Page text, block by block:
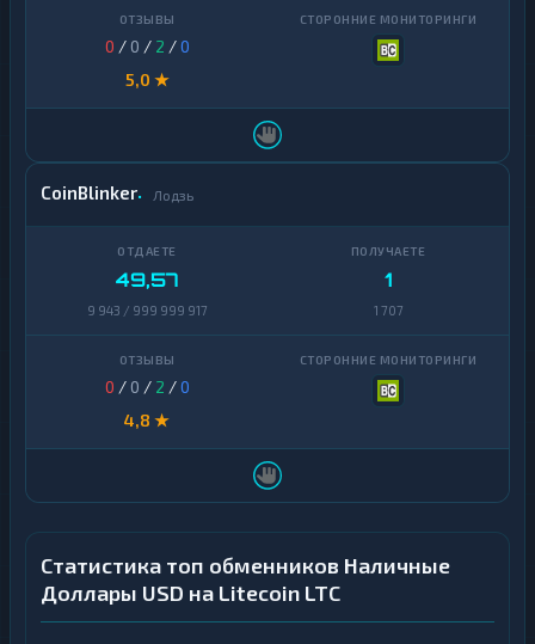
0 / 0 / 2 /0
5,0 ★
CoinBlinker Лодзь
49,57
9 943 / 999 999 917
1
1 707
0 / 0 / 2 /0
4,8 ★
Статистика топ обменников Наличные
Доллары USD на Litecoin LTC